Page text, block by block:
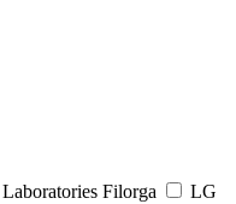
Laboratories Filorga
LG